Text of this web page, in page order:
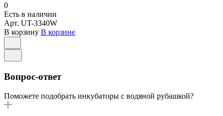
0
Есть в наличии
Арт. UT-3340W
В корзину В корзине
Вопрос-ответ
Поможете подобрать инкубаторы с водяной рубашкой?